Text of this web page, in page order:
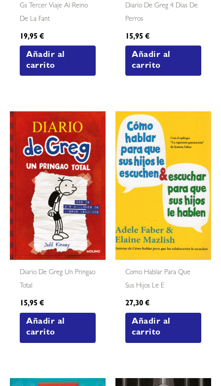
Gs Tercer Viaje Al Reino
De La Fant
19,95€
Añadir al
carrito
Diario De Greg 4 Dias De
Perros
15,95€
Añadir al
carrito
Diario De Greg Un Pringao
Total
15,95€
Añadir al
carrito
Como Hablar Para Que
Sus Hijos Le E
27,30€
Añadir al
carrito